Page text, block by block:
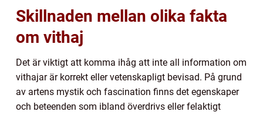
Skillnaden mellan olika fakta
om vithaj
Det är viktigt att komma ihåg att inte all information om
vithajar är korrekt eller vetenskapligt bevisad. På grund
av artens mystik och fascination finns det egenskaper
och beteenden som ibland överdrivs eller felaktigt